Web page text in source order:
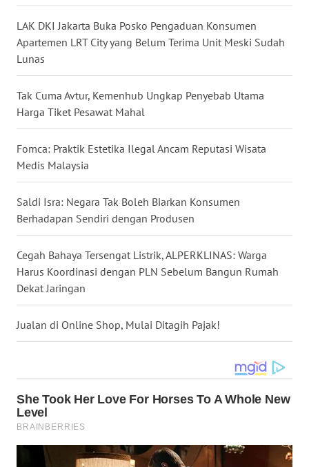
LAK DKI Jakarta Buka Posko Pengaduan Konsumen
Apartemen LRT City yang Belum Terima Unit Meski Sudah
Lunas
Tak Cuma Avtur, Kemenhub Ungkap Penyebab Utama
Harga Tiket Pesawat Mahal
Fomca: Praktik Estetika Ilegal Ancam Reputasi Wisata
Medis Malaysia
Saldi Isra: Negara Tak Boleh Biarkan Konsumen
Berhadapan Sendiri dengan Produsen
Cegah Bahaya Tersengat Listrik, ALPERKLINAS: Warga
Harus Koordinasi dengan PLN Sebelum Bangun Rumah
Dekat Jaringan
Jualan di Online Shop, Mulai Ditagih Pajak!
BALI
WN
KALBAR
WN
KALTENG
WN
KALTARA
WN
KALSEL
WN
KALTIM
WN
SULUT
WN